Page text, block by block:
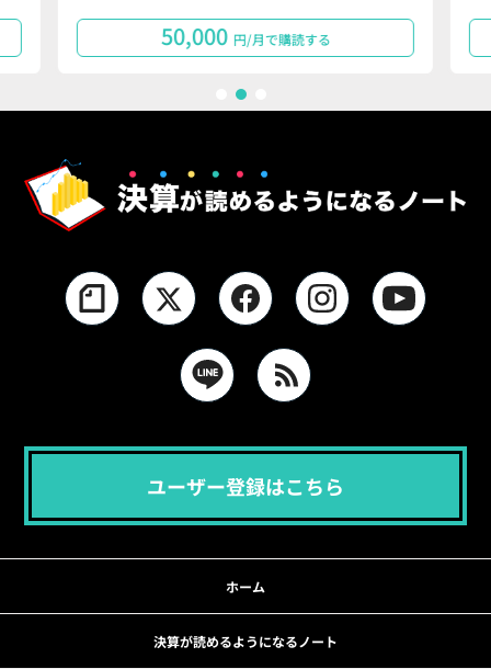
50,000 円/月で購読する
ユーザー登録はこちら
ホーム
決算が読めるようになるノート